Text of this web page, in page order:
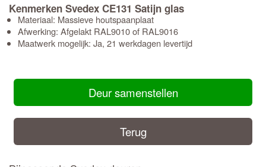
Kenmerken Svedex CE131 Satijn glas
Materiaal: Massieve houtspaanplaat
Afwerking: Afgelakt RAL9010 of RAL9016
Maatwerk mogelijk: Ja, 21 werkdagen levertijd
Deur samenstellen
Terug